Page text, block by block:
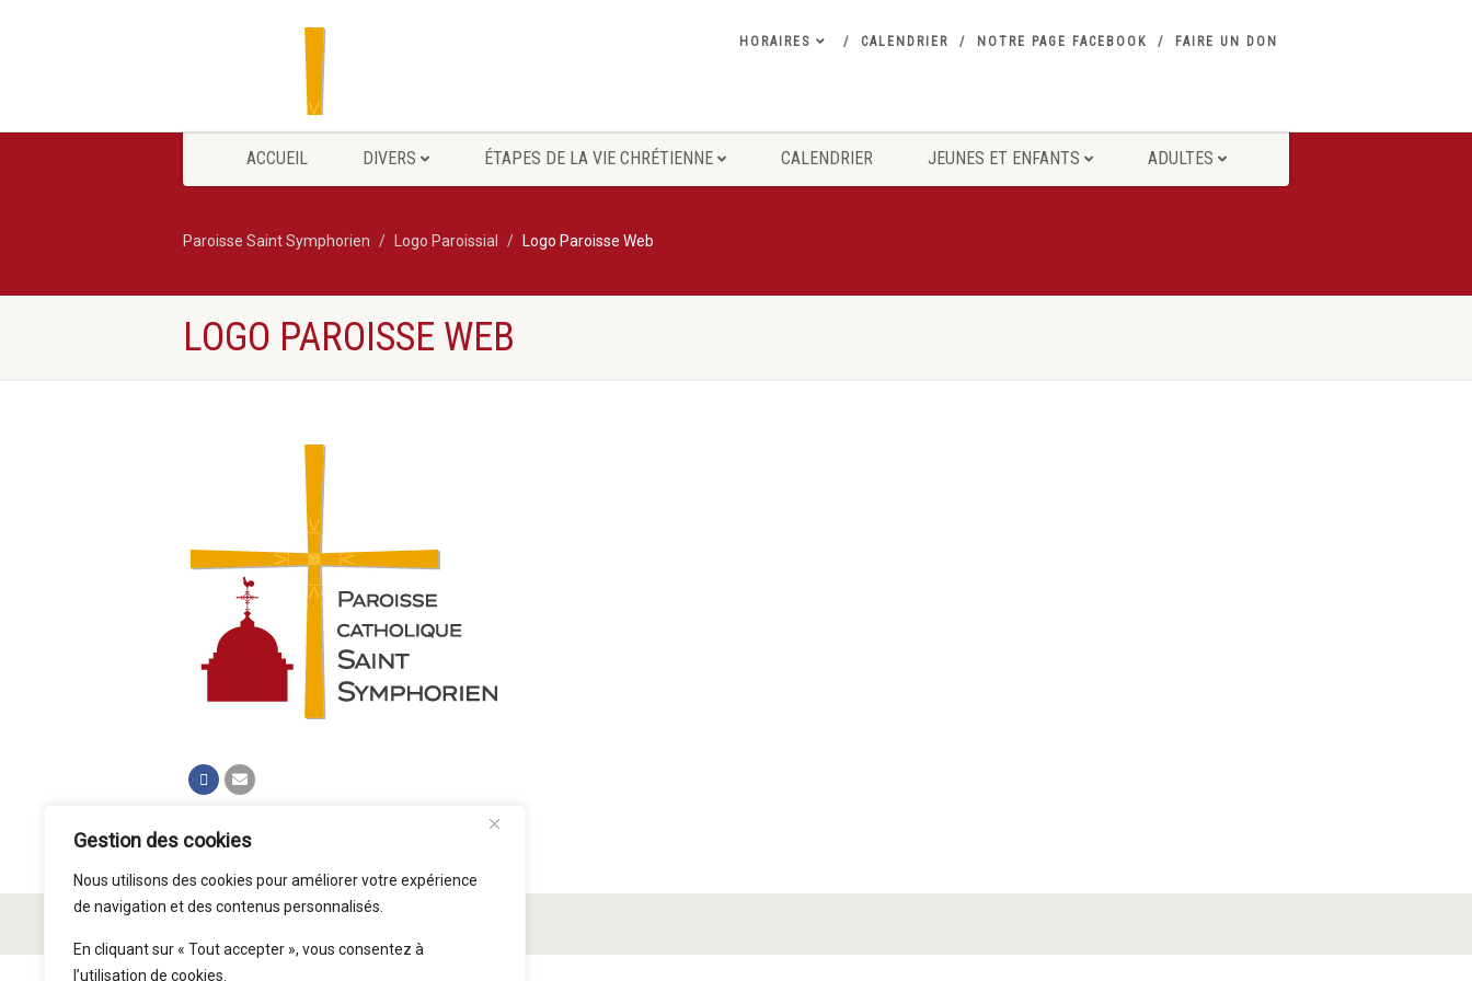
Gestion des cookies
Nous utilisons des cookies pour améliorer votre expérience
de navigation et des contenus personnalisés.
En cliquant sur « Tout accepter », vous consentez à
l’utilisation de cookies.
HORAIRES CALENDRIER NOTRE PAGE FACEBOOK FAIRE UN DON
ACCUEIL DIVERS ÉTAPES DE LA VIE CHRÉTIENNE CALENDRIER JEUNES ET ENFANTS ADULTES
Paroisse Saint Symphorien Logo Paroissial Logo Paroisse Web
LOGO PAROISSE WEB